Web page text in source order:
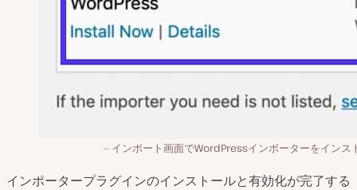
インポート画面でWordPressインポーターをインス
インポータープラグインのインストールと有効化が完了する